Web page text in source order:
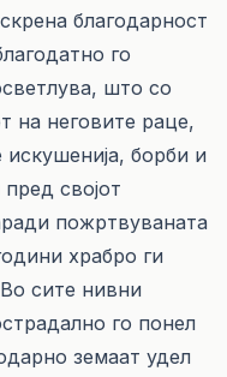
благодарност
го
што со
на неговите раце,
борби и
својот
пожртвуваната
храбро ги
сите нивни
го понел
земаат удел